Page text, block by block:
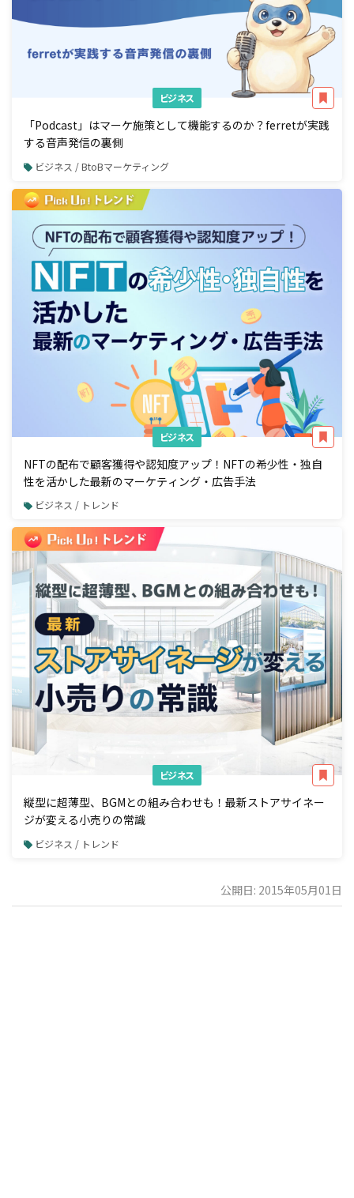
ビジネス
「Podcast」はマーケ施策として機能するのか？ferretが実践
する音声発信の裏側
ビジネス / BtoBマーケティング
ビジネス
NFTの配布で顧客獲得や認知度アップ！NFTの希少性・独自
性を活かした最新のマーケティング・広告手法
ビジネス / トレンド
ビジネス
縦型に超薄型、BGMとの組み合わせも！最新ストアサイネー
ジが変える小売りの常識
ビジネス / トレンド
公開日: 2015年05月01日